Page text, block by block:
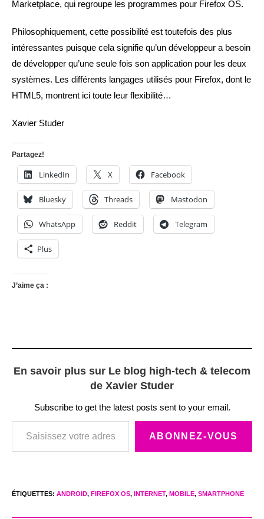
Marketplace, qui regroupe les programmes pour Firefox OS.
Philosophiquement, cette possibilité est toutefois des plus
intéressantes puisque cela signifie qu’un développeur a besoin
de développer qu’une seule fois son application pour les deux
systèmes. Les différents langages utilisés pour Firefox, dont le
HTML5, montrent ici toute leur flexibilité…
Xavier Studer
Partagez!
LinkedIn X Facebook
Bluesky Threads Mastodon
WhatsApp Reddit Telegram
Plus
J’aime ça :
En savoir plus sur Le blog high-tech & telecom
de Xavier Studer
Subscribe to get the latest posts sent to your email.
Saisissez votre adresse e-mail…
ABONNEZ-VOUS
ÉTIQUETTES: ANDROID, FIREFOX OS, INTERNET, MOBILE, SMARTPHONE